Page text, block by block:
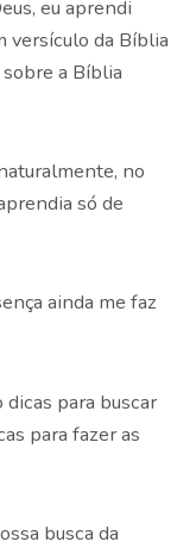
eu aprendi
versículo da Bíblia
a Bíblia
no
só de
ainda me faz
para buscar
para fazer as
busca da